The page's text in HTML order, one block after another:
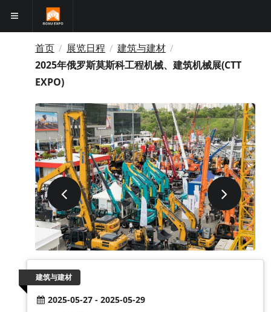
首页 / 展览日程 / 建筑与建材 /
2025年俄罗斯莫斯科工程机械、建筑机械展(CTT
EXPO)
建筑与建材
2025-05-27 - 2025-05-29